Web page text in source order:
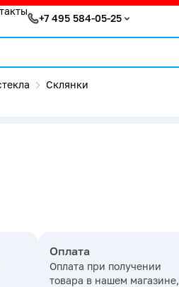
+7 495 584-05-25
Склянки
Оплата
Оплата при получении
товара в нашем магазине,